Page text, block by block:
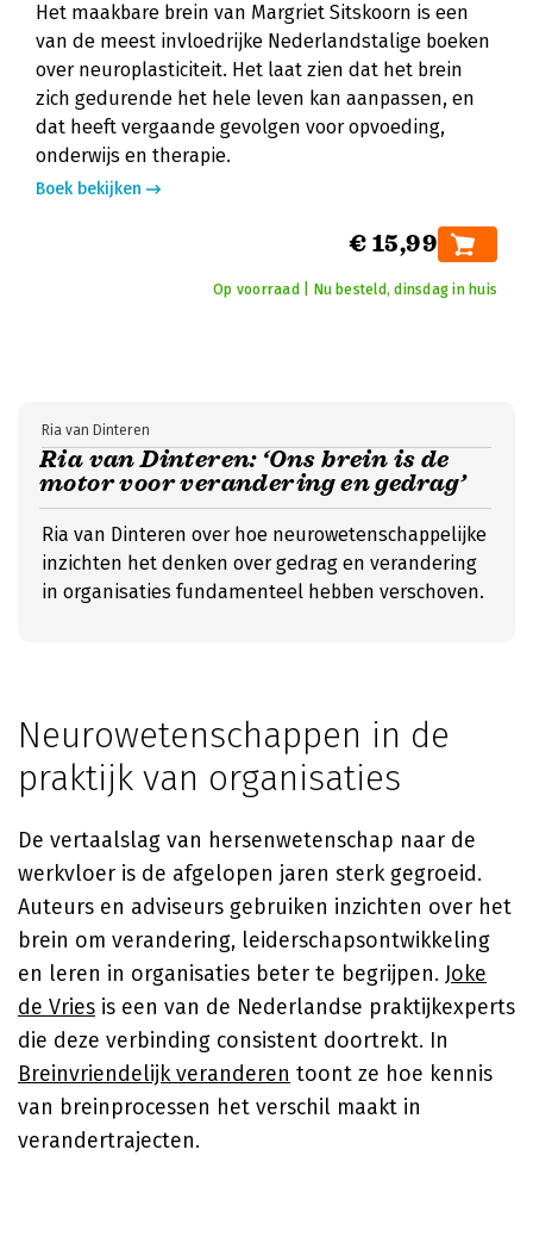
Het maakbare brein van Margriet Sitskoorn is een
van de meest invloedrijke Nederlandstalige boeken
over neuroplasticiteit. Het laat zien dat het brein
zich gedurende het hele leven kan aanpassen, en
dat heeft vergaande gevolgen voor opvoeding,
onderwijs en therapie.
Boek bekijken
€ 15,99
Op voorraad | Nu besteld, dinsdag in huis
Ria van Dinteren: ‘Ons brein is de
motor voor verandering en gedrag’
Ria van Dinteren
Ria van Dinteren over hoe neurowetenschappelijke
inzichten het denken over gedrag en verandering
in organisaties fundamenteel hebben verschoven.
Neurowetenschappen in de
praktijk van organisaties
De vertaalslag van hersenwetenschap naar de
werkvloer is de afgelopen jaren sterk gegroeid.
Auteurs en adviseurs gebruiken inzichten over het
brein om verandering, leiderschapsontwikkeling
en leren in organisaties beter te begrijpen. Joke
de Vries is een van de Nederlandse praktijkexperts
die deze verbinding consistent doortrekt. In
Breinvriendelijk veranderen toont ze hoe kennis
van breinprocessen het verschil maakt in
verandertrajecten.